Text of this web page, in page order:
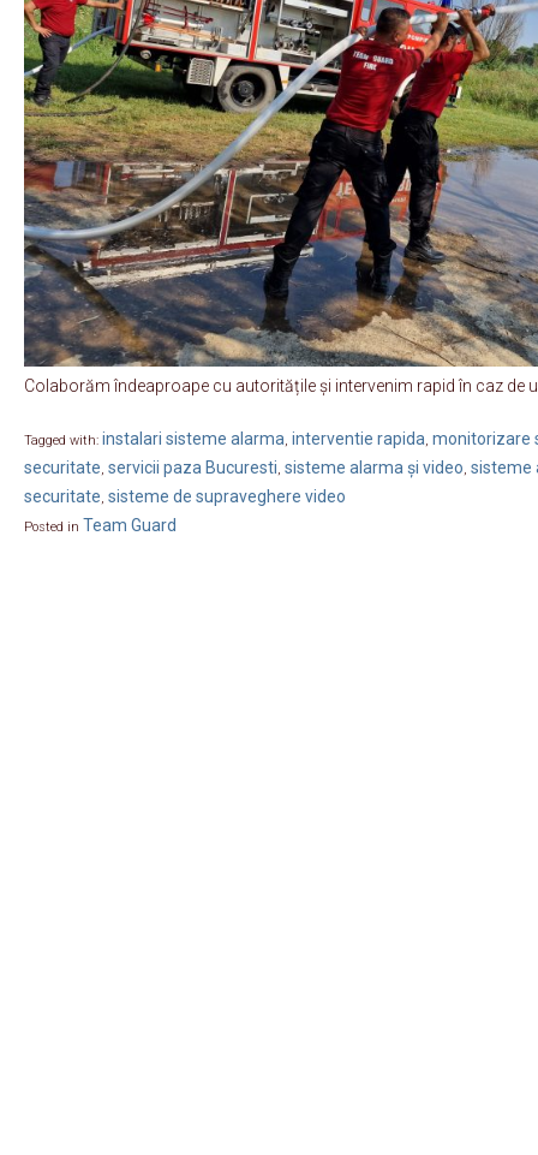
Colaborăm îndeaproape cu autoritățile și intervenim rapid în caz de
Tagged with: instalari sisteme alarma, interventie rapida, monitorizare
securitate, servicii paza Bucuresti, sisteme alarma și video, sisteme
securitate, sisteme de supraveghere video
Posted in Team Guard